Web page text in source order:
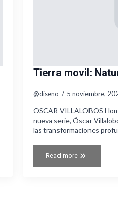
Tierra movil:
@diseno 5 noviembre,
OSCAR VILLALOBOS
nueva serie, Óscar
las transformaciones
Read more